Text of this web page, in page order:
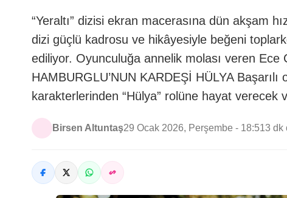
“Yeraltı” dizisi ekran macerasına dün akşam
dizi güçlü kadrosu ve hikâyesiyle beğeni
ediliyor. Oyunculuğa annelik molası veren Ece
HAMBURGLU’NUN KARDEŞİ HÜLYA
karakterlerinden “Hülya” rolüne hayat
Birsen Altuntaş29 Ocak 2026, Perşembe - 18:513 dk